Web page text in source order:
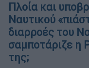
Πλοία και
Ναυτικού
διαρροές του
σαμποτάριζε η
της;